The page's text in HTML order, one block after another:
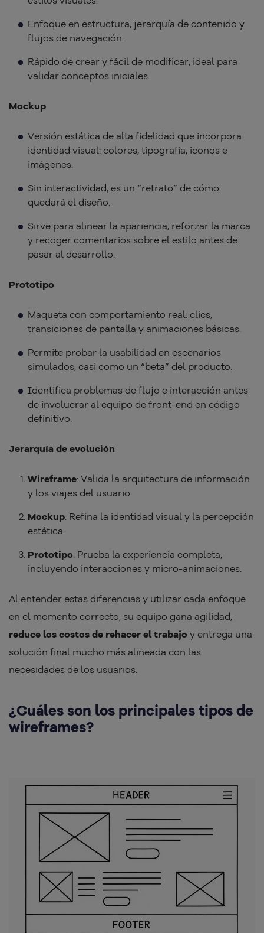
Enfoque en estructura, jerarquía de contenido y
flujos de navegación.
Rápido de crear y fácil de modificar, ideal para
validar conceptos iniciales.
Mockup
Versión estática de alta fidelidad que incorpora
identidad visual: colores, tipografía, iconos e
imágenes.
Sin interactividad, es un “retrato” de cómo
quedará el diseño.
Sirve para alinear la apariencia, reforzar la marca
y recoger comentarios sobre el estilo antes de
pasar al desarrollo.
Prototipo
Maqueta con comportamiento real: clics,
transiciones de pantalla y animaciones básicas.
Permite probar la usabilidad en escenarios
simulados, casi como un “beta” del producto.
Identifica problemas de flujo e interacción antes
de involucrar al equipo de front-end en código
definitivo.
Jerarquía de evolución
Wireframe: Valida la arquitectura de información
y los viajes del usuario.
Mockup: Refina la identidad visual y la percepción
estética.
Prototipo: Prueba la experiencia completa,
incluyendo interacciones y micro-animaciones.
Al entender estas diferencias y utilizar cada enfoque
en el momento correcto, su equipo gana agilidad,
reduce los costos de rehacer el trabajo y entrega una
solución final mucho más alineada con las
necesidades de los usuarios.
¿Cuáles son los principales tipos de
wireframes?